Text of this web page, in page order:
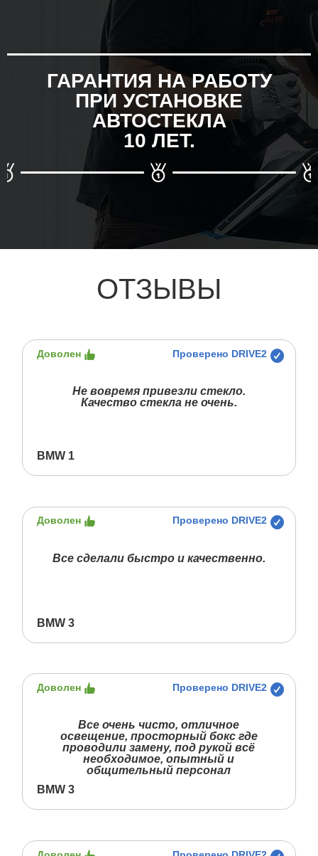
ГАРАНТИЯ НА РАБОТУ
ПРИ УСТАНОВКЕ
АВТОСТЕКЛА
10 ЛЕТ.
ОТЗЫВЫ
Доволен Проверено DRIVE2
Не вовремя привезли стекло.
Качество стекла не очень.
BMW 1
Доволен Проверено DRIVE2
Все сделали быстро и качественно.
BMW 3
Доволен Проверено DRIVE2
Все очень чисто, отличное
освещение, просторный бокс где
проводили замену, под рукой всё
необходимое, опытный и
общительный персонал
BMW 3